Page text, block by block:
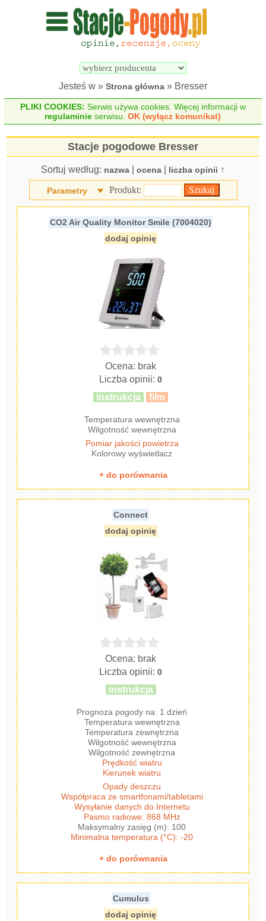
Wyszukiwarka
pogodowych
Jesteś w » Strona główna » Bresser
PLIKI COOKIES: Serwis używa cookies. Więcej informacji w
regulaminie serwisu.OK (wyłącz komunikat)
Stacje pogodowe Bresser
Sortuj według: nazwa ocena liczba opinii ↑
Parametry Produkt:
CO2 Air Quality Monitor Smile (7004020)
dodaj opinię
Ocena: brak
Liczba opinii:0
instrukcja film
Temperatura wewnętrzna
Wilgotność wewnętrzna
Pomiar jakości powietrza
Kolorowy wyświetlacz
+ do porównania
Connect
dodaj opinię
Ocena: brak
Liczba opinii:0
instrukcja
Prognoza pogody na: 1 dzień
Temperatura wewnętrzna
Temperatura zewnętrzna
Wilgotność wewnętrzna
Wilgotność zewnętrzna
Prędkość wiatru
Kierunek wiatru
Opady deszczu
Współpraca ze smartfonami/tabletami
Wysyłanie danych do Internetu
Pasmo radiowe: 868 MHz
Maksymalny zasięg (m): 100
Minimalna temperatura (°C): -20
+ do porównania
Cumulus
dodaj opinię